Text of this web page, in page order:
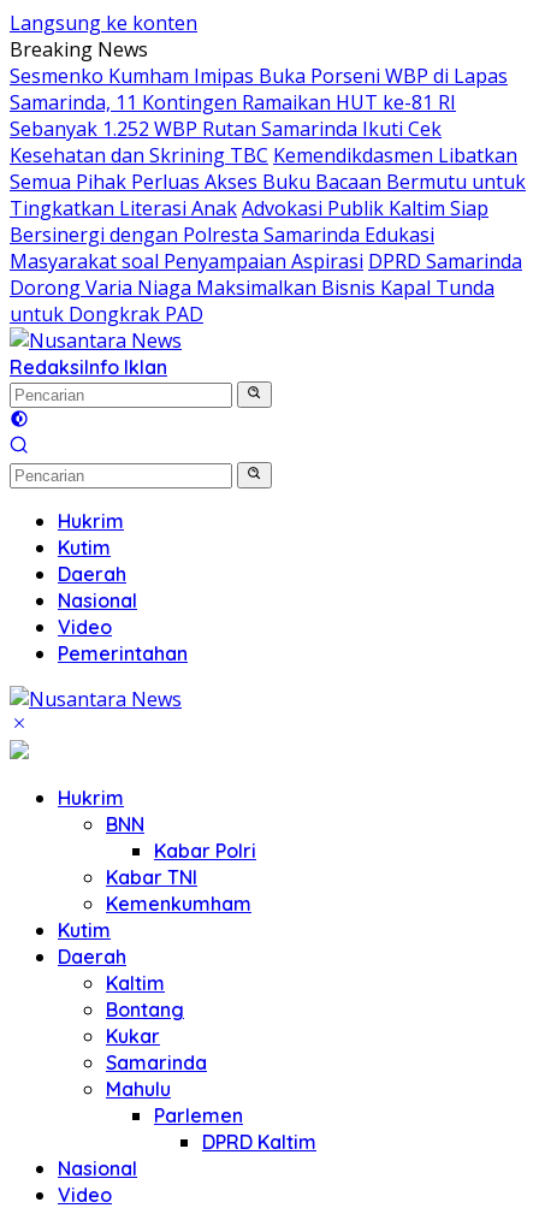
Langsung ke konten
Breaking News
Sesmenko Kumham Imipas Buka Porseni WBP di Lapas
Samarinda, 11 Kontingen Ramaikan HUT ke-81 RI
Sebanyak 1.252 WBP Rutan Samarinda Ikuti Cek
Kesehatan dan Skrining TBC Kemendikdasmen Libatkan
Semua Pihak Perluas Akses Buku Bacaan Bermutu untuk
Tingkatkan Literasi AnakAdvokasi Publik Kaltim Siap
Bersinergi dengan Polresta Samarinda Edukasi
Masyarakat soal Penyampaian Aspirasi DPRD Samarinda
Dorong Varia Niaga Maksimalkan Bisnis Kapal Tunda
untuk Dongkrak PAD
RedaksiInfo Iklan
Hukrim
Kutim
Daerah
Nasional
Video
Pemerintahan
Hukrim
BNN
Kabar Polri
Kabar TNI
Kemenkumham
Kutim
Daerah
Kaltim
Bontang
Kukar
Samarinda
Mahulu
Parlemen
DPRD Kaltim
Nasional
Video